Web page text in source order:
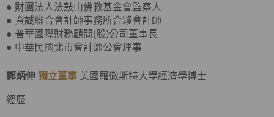
● 財團法人法鼓山佛教基金會監察人
● 資誠聯合會計師事務所合夥會計師
● 普華國際財務顧問(股)公司董事長
● 中華民國北市會計師公會理事
郭炳伸 獨立董事 美國羅徹斯特大學經濟學博士
經歷